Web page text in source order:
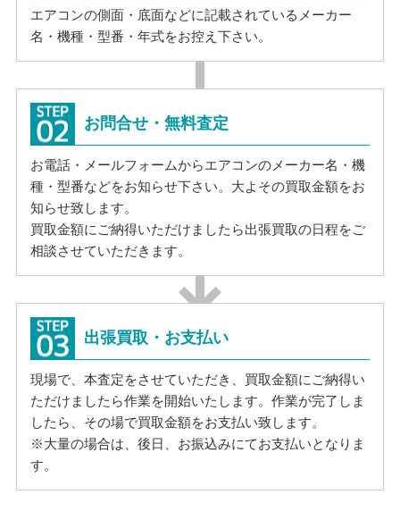
エアコンの側面・底面などに記載されているメーカー
名・機種・型番・年式をお控え下さい。
お問合せ・無料査定
お電話・メールフォームからエアコンのメーカー名・機
種・型番などをお知らせ下さい。大よその買取金額をお
知らせ致します。
買取金額にご納得いただけましたら出張買取の日程をご
相談させていただきます。
出張買取・お支払い
現場で、本査定をさせていただき、買取金額にご納得い
ただけましたら作業を開始いたします。作業が完了しま
したら、その場で買取金額をお支払い致します。
※大量の場合は、後日、お振込みにてお支払いとなりま
す。